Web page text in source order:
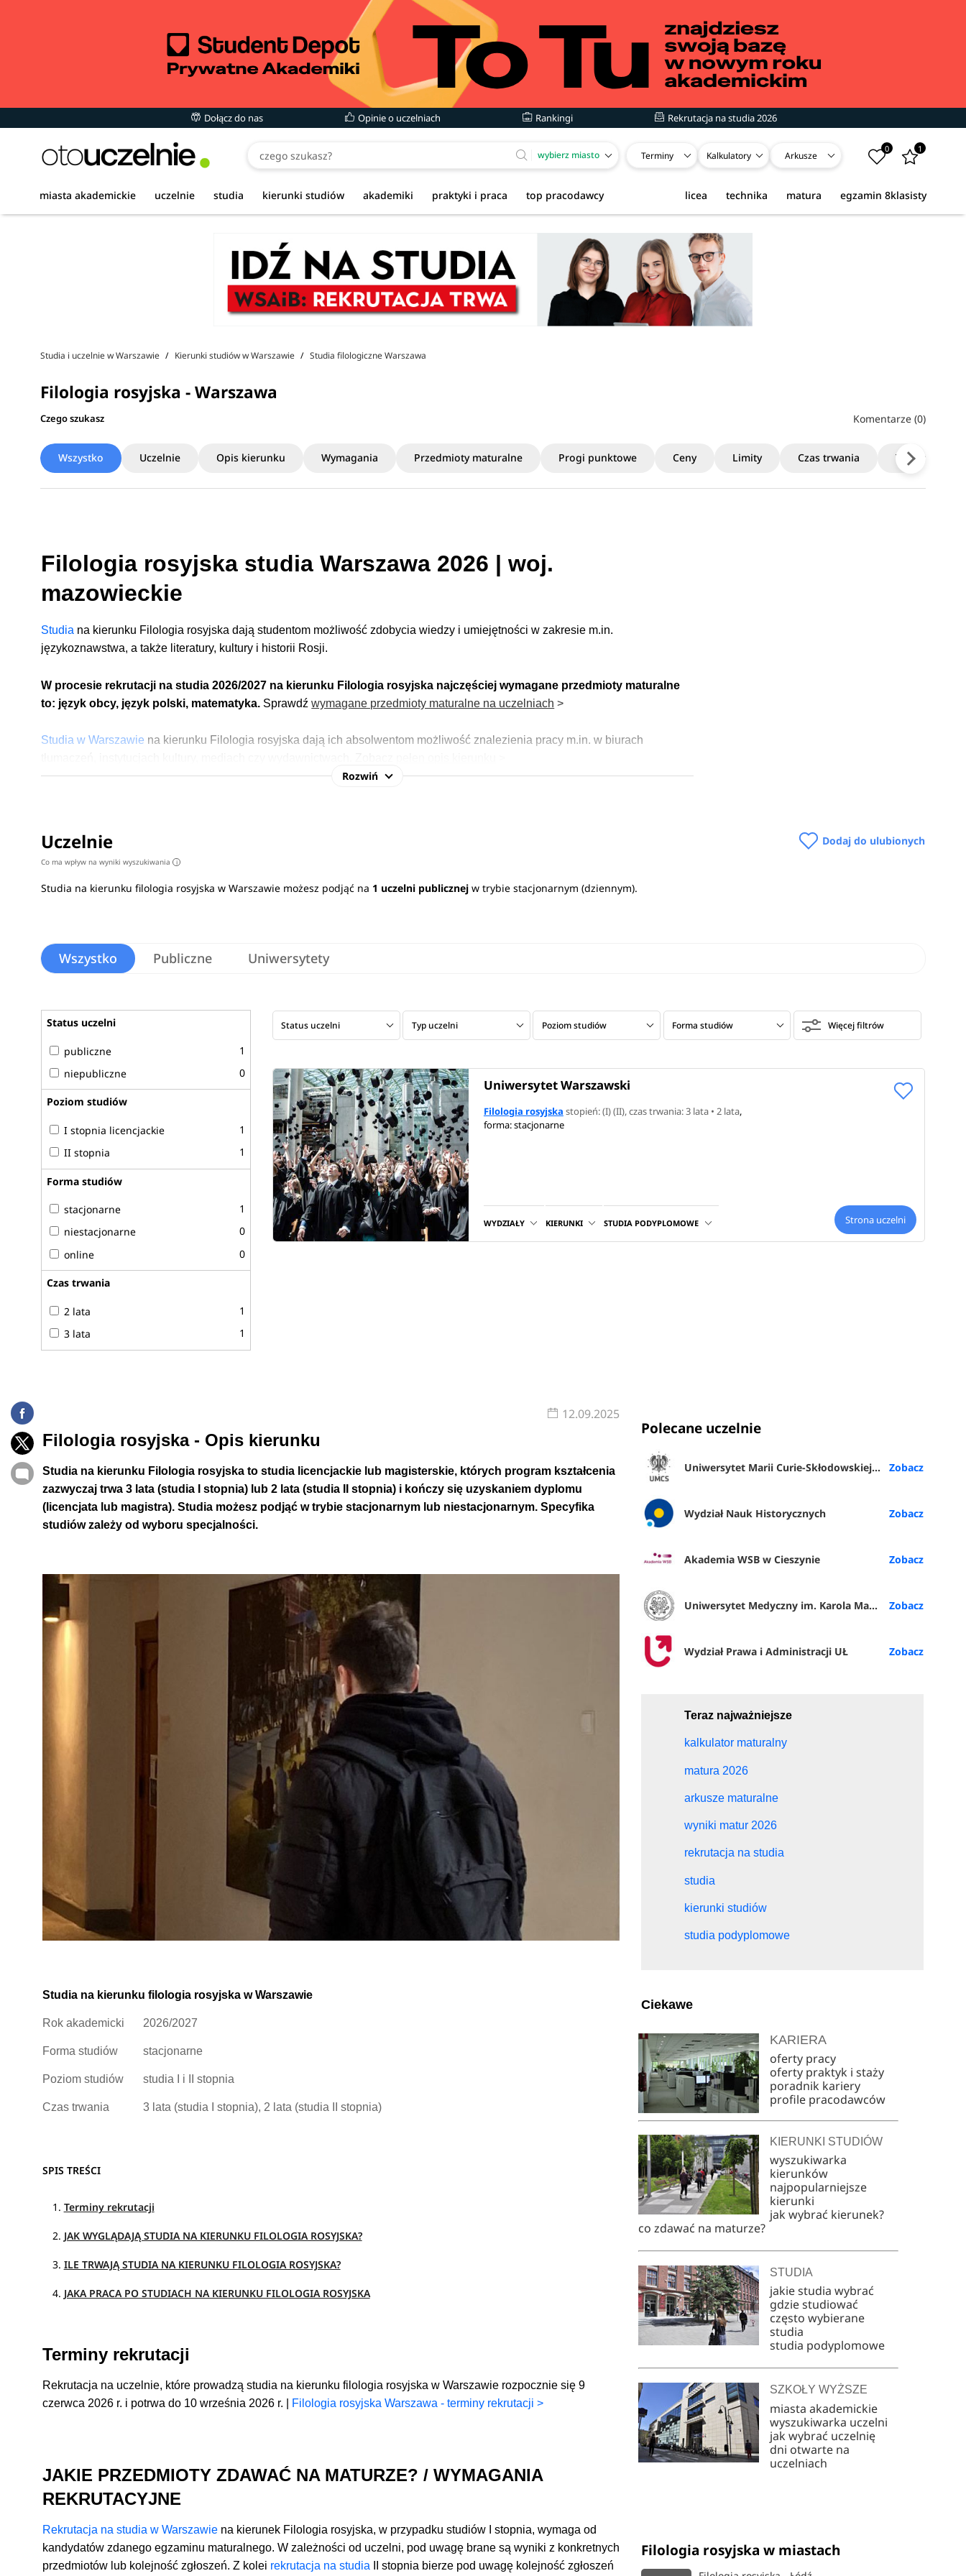
Dołącz do nas Opinie o uczelniach Rankingi Rekrutacja na studia 2026
wybierz miasto Terminy Kalkulatory Arkusze
0 1
miasta akademickie uczelnie studia kierunki studiów akademiki praktyki i praca top pracodawcy egzamin 8klasisty
matura
technika
licea
Studia i uczelnie w Warszawie Kierunki studiów w Warszawie Studia filologiczne Warszawa
Filologia rosyjska - Warszawa
Czego szukasz Komentarze (0)
Wszystko Uczelnie Opis kierunku Wymagania Przedmioty maturalne Progi punktowe Ceny Limity Czas trwania Terminy
Filologia rosyjska studia Warszawa 2026 | woj.
mazowieckie
Studia na kierunku Filologia rosyjska dają studentom możliwość zdobycia wiedzy i umiejętności w zakresie m.in.
językoznawstwa, a także literatury, kultury i historii Rosji.
W procesie rekrutacji na studia 2026/2027 na kierunku Filologia rosyjska najczęściej wymagane przedmioty maturalne
to: język obcy, język polski, matematyka. Sprawdźwymagane przedmioty maturalne na uczelniach >
Studia w Warszawie na kierunku Filologia rosyjska dają ich absolwentom możliwość znalezienia pracy m.in. w biurach
Rozwiń
Uczelnie
Co ma wpływ na wyniki wyszukiwania i
Dodaj do ulubionych
Studia na kierunku filologia rosyjska w Warszawie możesz podjąć na 1 uczelni publicznej w trybie stacjonarnym (dziennym).
Wszystko Publiczne Uniwersytety
Status uczelni Typ uczelni Poziom studiów Forma studiów Więcej filtrów
Uniwersytet Warszawski
Filologia rosyjska stopień: (I) (II), czas trwania: 3 lata • 2 lata,
forma: stacjonarne
WYDZIAŁY KIERUNKI STUDIA PODYPLOMOWE Strona uczelni
Status uczelni
publiczne
1
niepubliczne
0
Poziom studiów
I stopnia licencjackie
1
II stopnia
1
Forma studiów
stacjonarne
1
niestacjonarne
0
online
0
Czas trwania
2 lata
1
3 lata
1
12.09.2025
Filologia rosyjska - Opis kierunku
Studia na kierunku Filologia rosyjska to studia licencjackie lub magisterskie, których program kształcenia
zazwyczaj trwa 3 lata (studia I stopnia) lub 2 lata (studia II stopnia) i kończy się uzyskaniem dyplomu
(licencjata lub magistra). Studia możesz podjąć w trybie stacjonarnym lub niestacjonarnym. Specyfika
studiów zależy od wyboru specjalności.
Studia na kierunku filologia rosyjska w Warszawie
Rok akademicki 2026/2027
Forma studiów stacjonarne
Poziom studiów studia I i II stopnia
Czas trwania 3 lata (studia I stopnia), 2 lata (studia II stopnia)
SPIS TREŚCI
Terminy rekrutacji
JAK WYGLĄDAJĄ STUDIA NA KIERUNKU FILOLOGIA ROSYJSKA?
ILE TRWAJĄ STUDIA NA KIERUNKU FILOLOGIA ROSYJSKA?
JAKA PRACA PO STUDIACH NA KIERUNKU FILOLOGIA ROSYJSKA
Terminy rekrutacji
Rekrutacja na uczelnie, które prowadzą studia na kierunku filologia rosyjska w Warszawie rozpocznie się 9
czerwca 2026 r. i potrwa do 10 września 2026 r. |
Filologia rosyjska Warszawa - terminy rekrutacji >
JAKIE PRZEDMIOTY ZDAWAĆ NA MATURZE? / WYMAGANIA
REKRUTACYJNE
Rekrutacja na studia w Warszawiena kierunek Filologia rosyjska, w przypadku studiów I stopnia, wymaga od
kandydatów zdanego egzaminu maturalnego. W zależności od uczelni, pod uwagę brane są wyniki z konkretnych
przedmiotów lub kolejność zgłoszeń. Z kolei rekrutacja na studia II stopnia bierze pod uwagę kolejność zgłoszeń
Polecane uczelnie
Uniwersytet Marii Curie-Skłodowskiej w Lublinie
Wydział Nauk Historycznych
Akademia WSB w Cieszynie
Uniwersytet Medyczny im. Karola Marcinkowskiego w Poznaniu
Wydział Prawa i Administracji UŁ
Teraz najważniejsze
kalkulator maturalny
matura 2026
arkusze maturalne
wyniki matur 2026
rekrutacja na studia
studia
kierunki studiów
studia podyplomowe
Ciekawe
KARIERA
oferty pracy
oferty praktyk i staży
poradnik kariery
profile pracodawców
KIERUNKI STUDIÓW
wyszukiwarka
kierunków
najpopularniejsze
kierunki
jak wybrać kierunek?
co zdawać na maturze?
STUDIA
jakie studia wybrać
gdzie studiować
często wybierane
studia
studia podyplomowe
SZKOŁY WYŻSZE
miasta akademickie
wyszukiwarka uczelni
jak wybrać uczelnię
dni otwarte na
uczelniach
Filologia rosyjska w miastach